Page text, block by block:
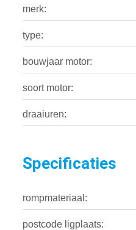
merk:
type:
bouwjaar motor:
soort motor:
draaiuren:
Specificaties
rompmateriaal:
postcode ligplaats: